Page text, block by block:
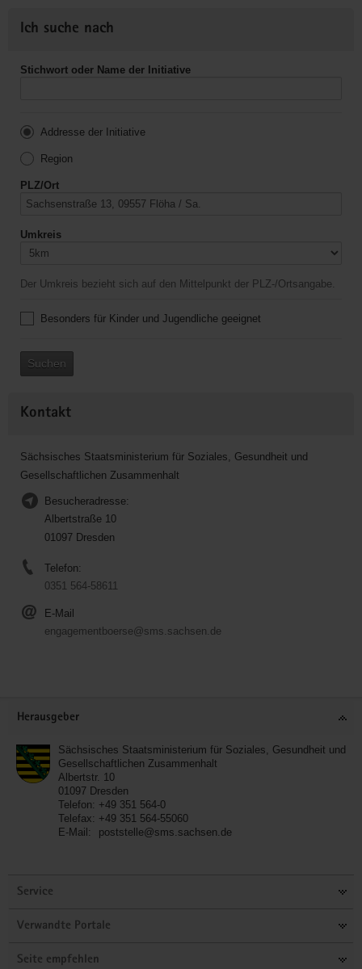
Ich suche nach
Stichwort oder Name der Initiative
Addresse der Initiative
Region
PLZ/Ort
Umkreis
Der Umkreis bezieht sich auf den Mittelpunkt der PLZ-/Ortsangabe.
Besonders für Kinder und Jugendliche geeignet
Suchen
Kontakt
Sächsisches Staatsministerium für Soziales, Gesundheit und
Gesellschaftlichen Zusammenhalt
Besucheradresse:
Albertstraße 10
01097 Dresden
Telefon:
0351 564-58611
E-Mail
engagementboerse@sms.sachsen.de
Herausgeber
Sächsisches Staatsministerium für Soziales, Gesundheit und
Gesellschaftlichen Zusammenhalt
Albertstr. 10
01097 Dresden
Telefon: +49 351 564-0
Telefax: +49 351 564-55060
E-Mail:
poststelle@sms.sachsen.de
Service
Verwandte Portale
Seite empfehlen